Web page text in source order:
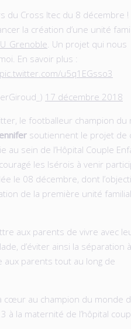
du Cross Itec du 8 décembre !
la création d’une unité
. Un projet qui nous
En savoir plus :
pic.twitter.com/u5q1EGsso3
17 décembre 2018
le footballeur champion du
soutiennent le projet de
au sein de l’Hôpital Couple
les Isérois à venir
le 08 décembre, dont
de la première unité
aux parents de vivre avec
d’éviter ainsi la séparation
aux parents tout au long de
cœur au champion du monde
à la maternité de l’hôpital